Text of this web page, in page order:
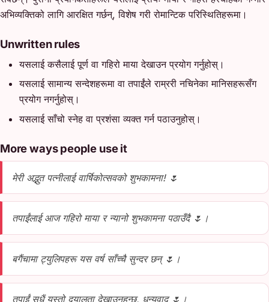
अभिव्यक्तिको लागि आरक्षित गर्छन्, विशेष गरी रोमान्टिक परिस्थितिहरूमा।
Unwritten rules
यसलाई कसैलाई पूर्ण वा गहिरो माया देखाउन प्रयोग गर्नुहोस्।
यसलाई सामान्य सन्देशहरूमा वा तपाईंले राम्ररी नचिनेका मानिसहरूसँग
प्रयोग नगर्नुहोस्।
यसलाई साँचो स्नेह वा प्रशंसा व्यक्त गर्न पठाउनुहोस्।
More ways people use it
मेरी अद्भुत पत्नीलाई वार्षिकोत्सवको शुभकामना! 🌷
तपाईंलाई आज गहिरो माया र न्यानो शुभकामना पठाउँदै 🌷।
बगैंचामा ट्युलिपहरू यस वर्ष साँच्चै सुन्दर छन् 🌷।
तपाईं सधैं यस्तो दयालुता देखाउनुहुन्छ, धन्यवाद 🌷।